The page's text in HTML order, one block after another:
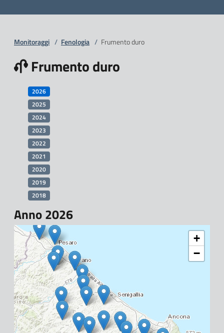
Monitoraggi / Fenologia / Frumento duro
Frumento duro
2026
2025
2024
2023
2022
2021
2020
2019
2018
Anno 2026
+
−